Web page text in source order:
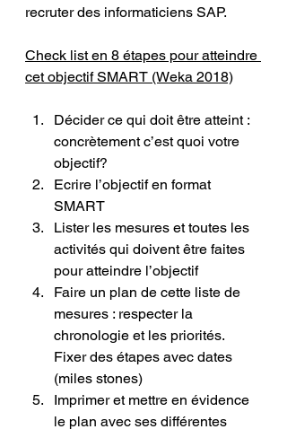
recruter des informaticiens SAP.
Check list en 8 étapes pour atteindre
cet objectif SMART (Weka 2018)
Décider ce qui doit être atteint :
concrètement c’est quoi votre
objectif?
Ecrire l’objectif en format
SMART
Lister les mesures et toutes les
activités qui doivent être faites
pour atteindre l’objectif
Faire un plan de cette liste de
mesures : respecter la
chronologie et les priorités.
Fixer des étapes avec dates
(miles stones)
Imprimer et mettre en évidence
le plan avec ses différentes